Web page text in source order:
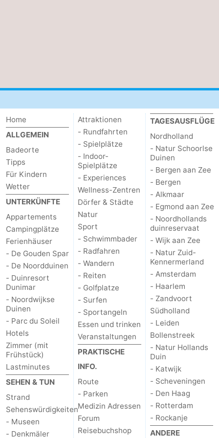
Home
ALLGEMEIN
Badeorte
Tipps
Für Kindern
Wetter
UNTERKÜNFTE
Appartements
Campingplätze
Ferienhäuser
- De Gouden Spar
- De Noordduinen
- Duinresort
Dunimar
- Noordwijkse
Duinen
- Parc du Soleil
Hotels
Zimmer (mit
Frühstück)
Lastminutes
SEHEN & TUN
Strand
Sehenswürdigkeiten
- Museen
- Denkmäler
Attraktionen
- Rundfahrten
- Spielplätze
- Indoor-
Spielplätze
- Experiences
Wellness-Zentren
Dörfer & Städte
Natur
Sport
- Schwimmbader
- Radfahren
- Wandern
- Reiten
- Golfplatze
- Surfen
- Sportangeln
Essen und trinken
Veranstaltungen
PRAKTISCHE
INFO.
Route
- Parken
Medizin Adressen
Forum
Reisebuchshop
TAGESAUSFLÜGE
Nordholland
- Natur Schoorlse
Duinen
- Bergen aan Zee
- Bergen
- Alkmaar
- Egmond aan Zee
- Noordhollands
duinreservaat
- Wijk aan Zee
- Natur Zuid-
Kennermerland
- Amsterdam
- Haarlem
- Zandvoort
Südholland
- Leiden
Bollenstreek
- Natur Hollands
Duin
- Katwijk
- Scheveningen
- Den Haag
- Rotterdam
- Rockanje
ANDERE